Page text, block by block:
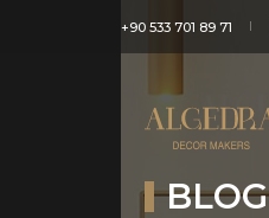
+90 533 701 89 71
BLOG